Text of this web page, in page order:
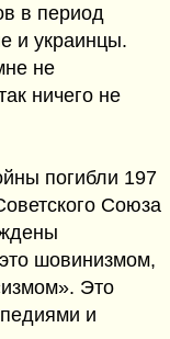
в период
и украинцы.
не
ничего не
погибли 197
Союза
шовинизмом,
Это
и